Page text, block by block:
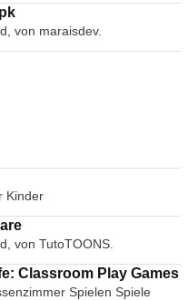
von maraisdev.
Kinder
von TutoTOONS.
Classroom Play Games
Spielen Spiele